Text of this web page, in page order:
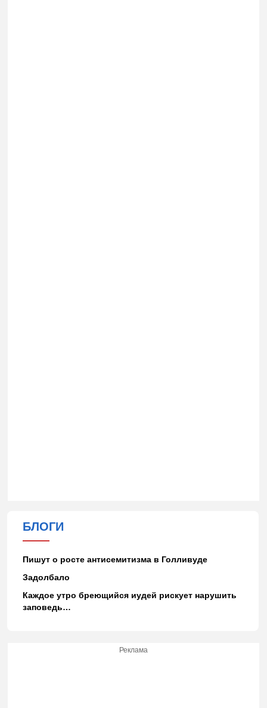
БЛОГИ
Пишут о росте антисемитизма в Голливуде
Задолбало
Каждое утро бреющийся иудей рискует нарушить
заповедь…
Реклама